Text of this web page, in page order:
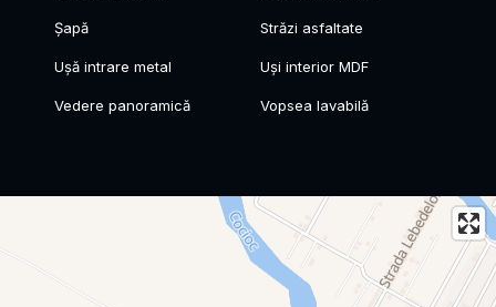
Șapă Străzi asfaltate
Ușă intrare metal Uși interior MDF
Vedere panoramică Vopsea lavabilă